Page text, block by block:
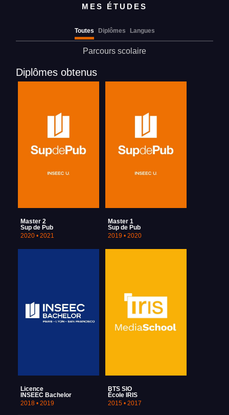
MES ÉTUDES
Toutes Diplômes Langues
Parcours scolaire
Diplômes obtenus
Master 2
Sup de Pub
2020 • 2021
Master 1
Sup de Pub
2019 • 2020
Licence
INSEEC Bachelor
2018 • 2019
BTS SIO
École IRIS
2015 • 2017